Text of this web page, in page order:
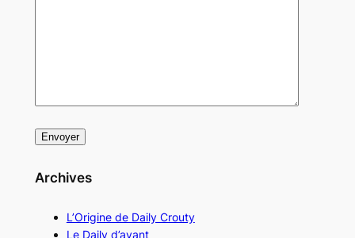
Archives
L’Origine de Daily Crouty
Le Daily d’avant